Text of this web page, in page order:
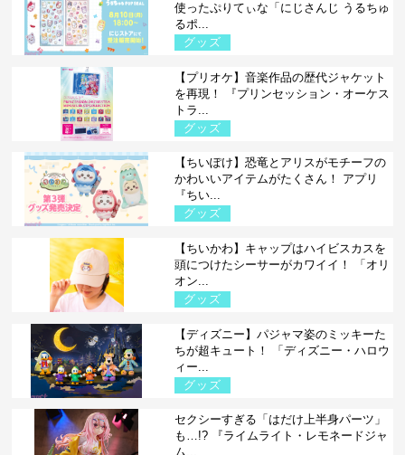
使ったぷりてぃな「にじさんじ うるちゅ
るポ...
グッズ
【プリオケ】音楽作品の歴代ジャケット
を再現！ 『プリンセッション・オーケス
トラ...
グッズ
【ちいぽけ】恐竜とアリスがモチーフの
かわいいアイテムがたくさん！ アプリ
『ちい...
グッズ
【ちいかわ】キャップはハイビスカスを
頭につけたシーサーがカワイイ！ 「オリ
オン...
グッズ
【ディズニー】パジャマ姿のミッキーた
ちが超キュート！ 「ディズニー・ハロウ
ィー...
グッズ
セクシーすぎる「はだけ上半身パーツ」
も…!? 『ライムライト・レモネードジャ
ム...